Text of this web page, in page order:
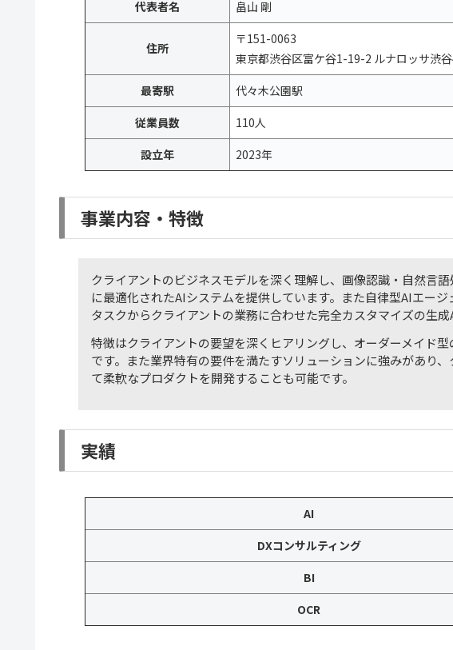
代表者名
畠山 剛
住所
〒151-0063
東京都渋谷区富ケ谷1-19-2 ルナロッサ渋
最寄駅
代々木公園駅
従業員数
110人
設立年
2023年
事業内容・特徴
クライアントのビジネスモデルを深く理解し、画像認識・自然言
に最適化されたAIシステムを提供しています。また自律型AIエー
タスクからクライアントの業務に合わせた完全カスタマイズの生成
特徴はクライアントの要望を深くヒアリングし、オーダーメイド
です。また業界特有の要件を満たすソリューションに強みがあり
て柔軟なプロダクトを開発することも可能です。
実績
AI
DXコンサルティング
BI
OCR